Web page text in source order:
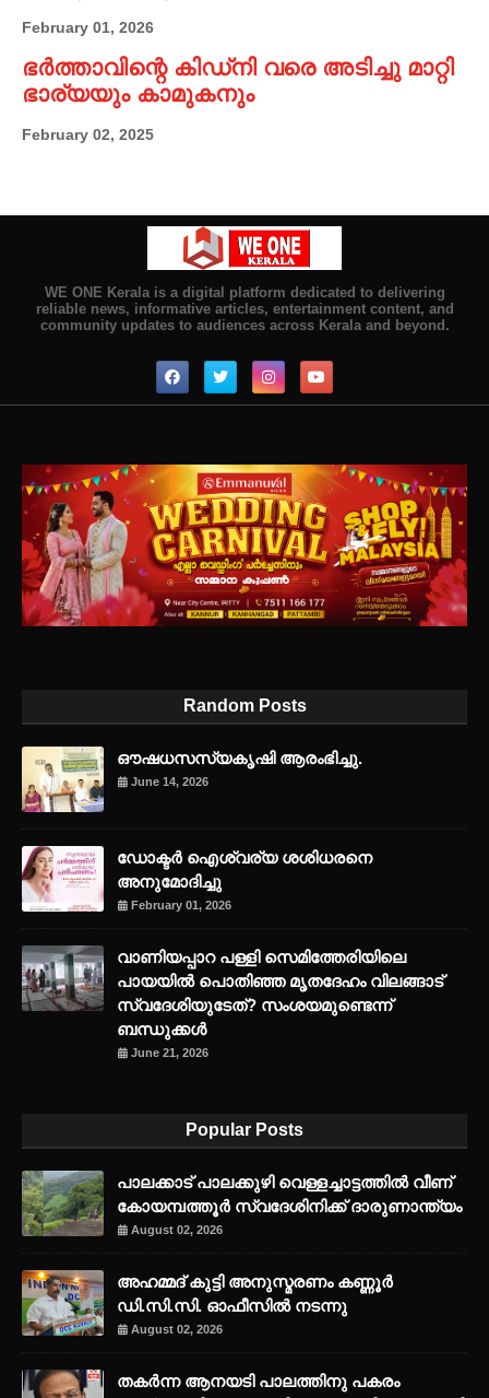
February 01, 2026
ഭർത്താവിന്റെ കിഡ്നി വരെ അടിച്ചു മാറ്റി
ഭാര്യയും കാമുകനും
February 02, 2025
WE ONE Kerala is a digital platform dedicated to delivering
reliable news, informative articles, entertainment content, and
community updates to audiences across Kerala and beyond.
Random Posts
ഔഷധസസ്യകൃഷി ആരംഭിച്ചു.
June 14, 2026
ഡോക്ടർ ഐശ്വര്യ ശശിധരനെ
അനുമോദിച്ചു
February 01, 2026
വാണിയപ്പാറ പള്ളി സെമിത്തേരിയിലെ
പായയിൽ പൊതിഞ്ഞ മൃതദേഹം വിലങ്ങാട്
സ്വദേശിയുടേത്? സംശയമുണ്ടെന്ന്
ബന്ധുക്കൾ
June 21, 2026
Popular Posts
പാലക്കാട് പാലക്കുഴി വെള്ളച്ചാട്ടത്തില്‍ വീണ്
കോയമ്പത്തൂര്‍ സ്വദേശിനിക്ക് ദാരുണാന്ത്യം
August 02, 2026
അഹമ്മദ് കുട്ടി അനുസ്മരണം കണ്ണൂർ
ഡി.സി.സി. ഓഫീസിൽ നടന്നു
August 02, 2026
തകർന്ന ആനയടി പാലത്തിനു പകരം